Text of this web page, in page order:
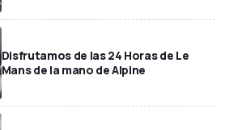
Disfrutamos de las 24 Horas de Le
Mans de la mano de Alpine